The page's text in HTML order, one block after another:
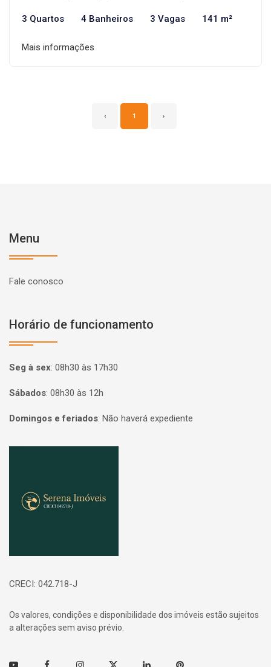
3 Quartos 4 Banheiros 3 Vagas 141 m²
Mais informações
‹ 1 ›
Menu
Fale conosco
Horário de funcionamento
Seg à sex: 08h30 às 17h30
Sábados: 08h30 às 12h
Domingos e feriados: Não haverá expediente
CRECI: 042.718-J
Os valores, condições e disponibilidade dos imóveis estão sujeitos
a alterações sem aviso prévio.